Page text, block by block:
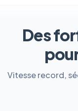
Des
Vitesse record,